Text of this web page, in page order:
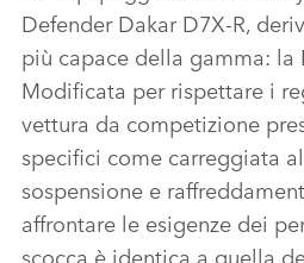
Defender Dakar D7X‑R,
più capace della gamma: la
Modificata per rispettare i
vettura da competizione
specifici come carreggiata
sospensione e
affrontare le esigenze dei
scocca è identica a quella